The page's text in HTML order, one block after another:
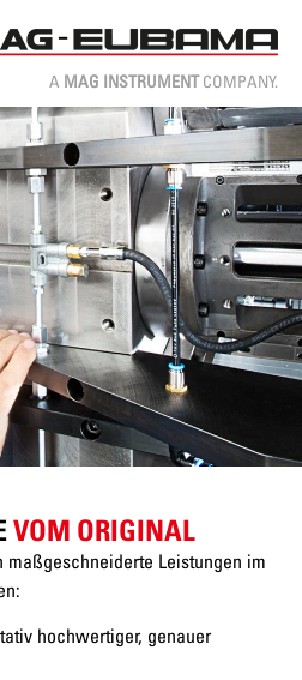
A MAG INSTRUMENTCOMPANY.
VOM ORIGINAL
maßgeschneiderte Leistungen im
hochwertiger, genauer